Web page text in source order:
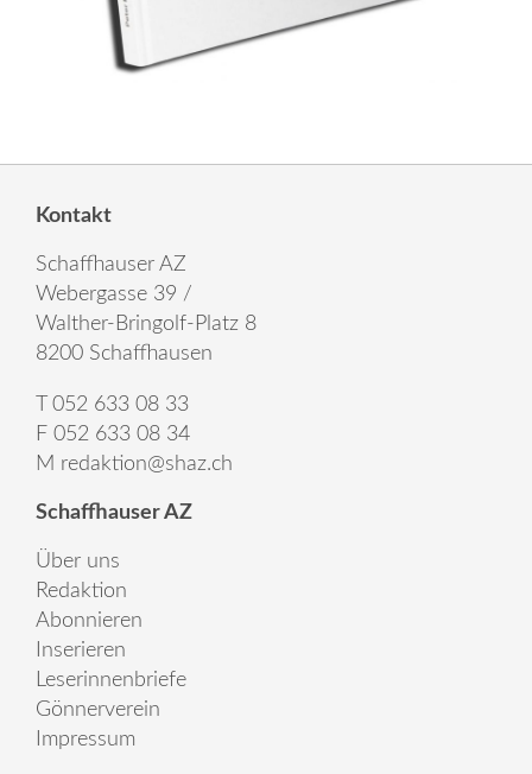
Kontakt
Schaffhauser AZ
Webergasse 39 /
Walther-Bringolf-Platz 8
8200 Schaffhausen
T 052 633 08 33
F 052 633 08 34
M redaktion@shaz.ch
Schaffhauser AZ
Über uns
Redaktion
Abonnieren
Inserieren
Leserinnenbriefe
Gönnerverein
Impressum